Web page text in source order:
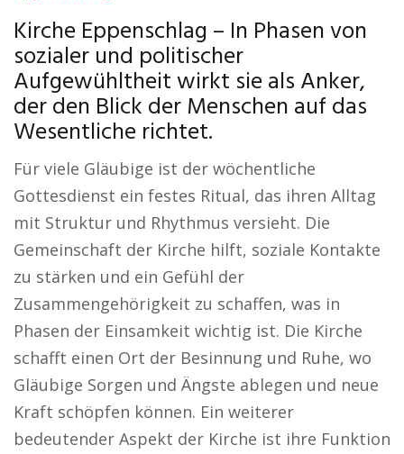
Kirche Eppenschlag – In Phasen von
sozialer und politischer
Aufgewühltheit wirkt sie als Anker,
der den Blick der Menschen auf das
Wesentliche richtet.
Für viele Gläubige ist der wöchentliche
Gottesdienst ein festes Ritual, das ihren Alltag
mit Struktur und Rhythmus versieht. Die
Gemeinschaft der Kirche hilft, soziale Kontakte
zu stärken und ein Gefühl der
Zusammengehörigkeit zu schaffen, was in
Phasen der Einsamkeit wichtig ist. Die Kirche
schafft einen Ort der Besinnung und Ruhe, wo
Gläubige Sorgen und Ängste ablegen und neue
Kraft schöpfen können. Ein weiterer
bedeutender Aspekt der Kirche ist ihre Funktion